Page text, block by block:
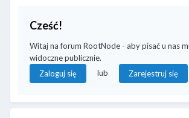
Cześć!
Witaj na forum RootNode - aby pisać u nas
widoczne publicznie.
Zaloguj się
lub Zarejestruj się